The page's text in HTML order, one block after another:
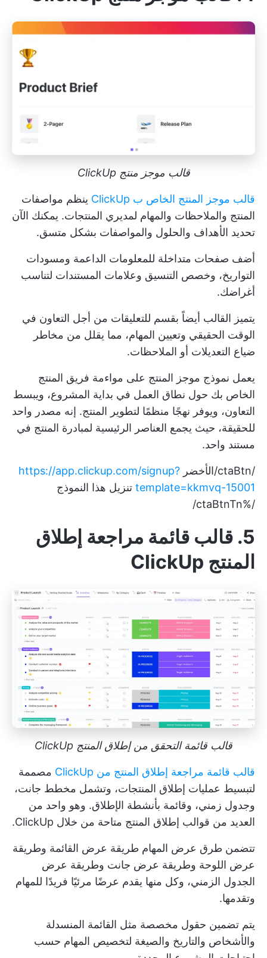
قالب موجز منتج ClickUp
قالب موجز المنتج الخاص ب ClickUp
ينظم مواصفات
المنتج والملاحظات والمهام لمديري المنتجات. يمكنك الآن
تحديد الأهداف والحلول والمواصفات بشكل متسق.
أضف صفحات متداخلة للمعلومات الداعمة ومسودات
التواريخ، وخصص التنسيق وعلامات المستندات لتناسب
أغراضك.
يتميز القالب أيضاً بقسم للتعليقات من أجل التعاون في
الوقت الحقيقي وتعيين المهام، مما يقلل من مخاطر
ضياع التعديلات أو الملاحظات.
يعمل نموذج موجز المنتج على مواءمة فريق المنتج
الخاص بك حول نطاق العمل في بداية المشروع، ويبسط
التعاون، ويوفر نهجًا منظمًا لتطوير المنتج. إنه مصدر واحد
للحقيقة، حيث يجمع العناصر الرئيسية لمبادرة المنتج في
مستند واحد.
/ctaBtn/الأخضر
https://app.clickup.com/signup?
template=kkmvq-15001 تنزيل هذا النموذج
/%ctaBtnTn/
5. قالب قائمة مراجعة إطلاق
المنتج ClickUp
قالب قائمة التحقق من إطلاق المنتج ClickUp
قالب قائمة مراجعة إطلاق المنتج من ClickUp
مصممة
لتبسيط عمليات إطلاق المنتجات، وتشمل مخطط جانت،
وجدول زمني، وقائمة بأنشطة الإطلاق. وهو واحد من
العديد من قوالب إطلاق المنتج متاحة من خلال ClickUp.
تتضمن طرق عرض المهام طريقة عرض القائمة وطريقة
عرض اللوحة وطريقة عرض جانت وطريقة عرض
الجدول الزمني، وكل منها يقدم عرضًا مرئيًا فريدًا للمهام
وتقدمها.
يتم تضمين حقول مخصصة مثل القائمة المنسدلة
والأشخاص والتاريخ والصيغة لتخصيص المهام حسب